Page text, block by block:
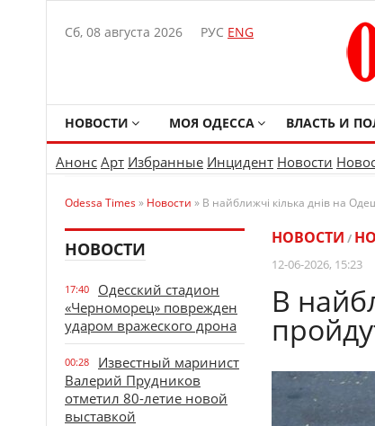
Сб, 08 августа 2026 РУС ENG
НОВОСТИ МОЯ ОДЕССА ВЛАСТЬ И
Анонс Арт Избранные Инцидент Новости
Odessa Times» Новости » В найближчі кілька днів на
НОВОСТИ
17:40
Одесский стадион
«Черноморец» поврежден
ударом вражеского дрона
00:28
Известный маринист
Валерий Прудников
отметил 80-летие новой
выставкой
НОВОСТИ /
12-06-2026, 15:23
В